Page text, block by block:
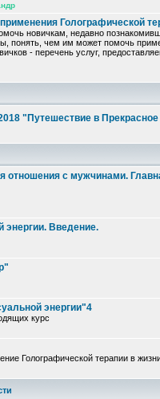
Голографической
новичкам, недавно
понять, чем им может помочь
- перечень услуг,
"Путешествие в
отношения с мужчинами.
энергии. Введение.
энергии"4
курс
Голографической терапии в